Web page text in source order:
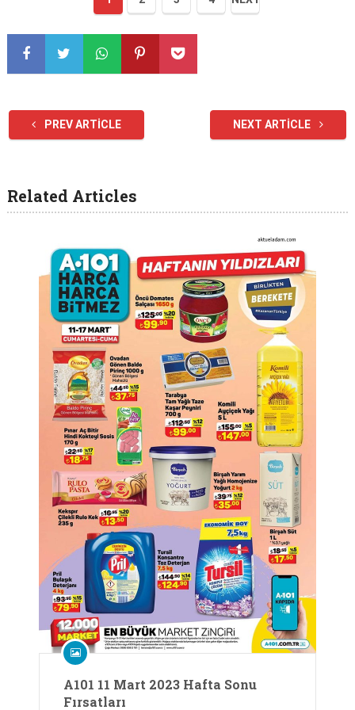
PREV ARTICLE NEXT ARTICLE
Related Articles
A101 11 Mart 2023 Hafta Sonu
Fırsatları